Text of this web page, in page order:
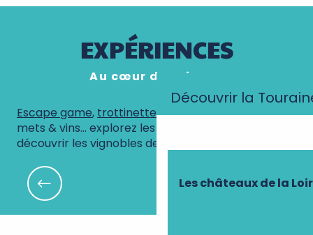
Découvrir la
Les châteaux de la
EXPÉRIENCES
Au cœur des vignes
Escape game, trottinettes dans les vignes, atelier
mets & vins… explorez les mille et une façon de
découvrir les vignobles de Touraine !
Le vin de Chinon